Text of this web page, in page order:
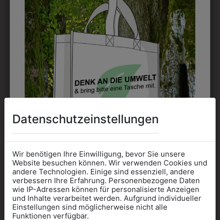
6HHW05K4255
HEMD CLASSIC
KURZGESTELLT
€ 46,90
6HHW05U4255
HEMD CLASSIC
ÜBERLÄNGE
€ 46,90
Datenschutzeinstellungen
Wir benötigen Ihre Einwilligung, bevor Sie unsere
Website besuchen können. Wir verwenden Cookies und
andere Technologien. Einige sind essenziell, andere
verbessern Ihre Erfahrung. Personenbezogene Daten
wie IP-Adressen können für personalisierte Anzeigen
und Inhalte verarbeitet werden. Aufgrund individueller
Einstellungen sind möglicherweise nicht alle
Funktionen verfügbar.
Informationen wenn Sie
Kleidung